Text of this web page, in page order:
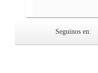
Seguinos en: